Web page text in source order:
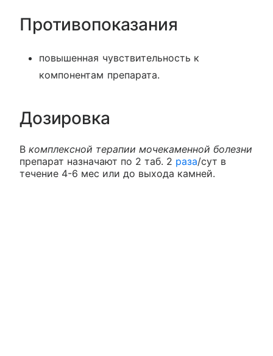
Противопоказания
повышенная чувствительность к
компонентам препарата.
Дозировка
В комплексной терапии мочекаменной болезни
препарат назначают по 2 таб. 2 раза/сут в
течение 4-6 мес или до выхода камней.